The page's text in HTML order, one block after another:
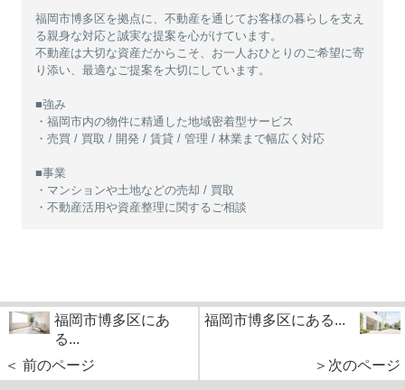
福岡市博多区を拠点に、不動産を通じてお客様の暮らしを支え
る親身な対応と誠実な提案を心がけています。
不動産は大切な資産だからこそ、お一人おひとりのご希望に寄
り添い、最適なご提案を大切にしています。
■強み
・福岡市内の物件に精通した地域密着型サービス
・売買 / 買取 / 開発 / 賃貸 / 管理 / 林業まで幅広く対応
■事業
・マンションや土地などの売却 / 買取
・不動産活用や資産整理に関するご相談
福岡市博多区にあ
る...
＜ 前のページ
福岡市博多区にある...
＞次のページ